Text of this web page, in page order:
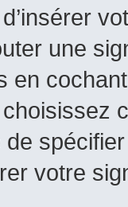
une
en
de
votre